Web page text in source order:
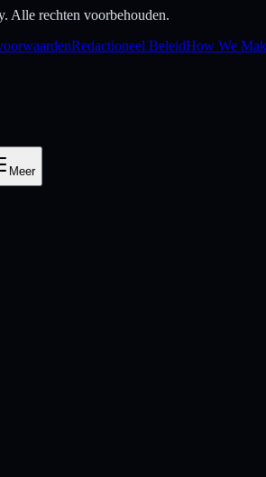
Alle rechten voorbehouden.
Redactioneel BeleidHow We
Meer